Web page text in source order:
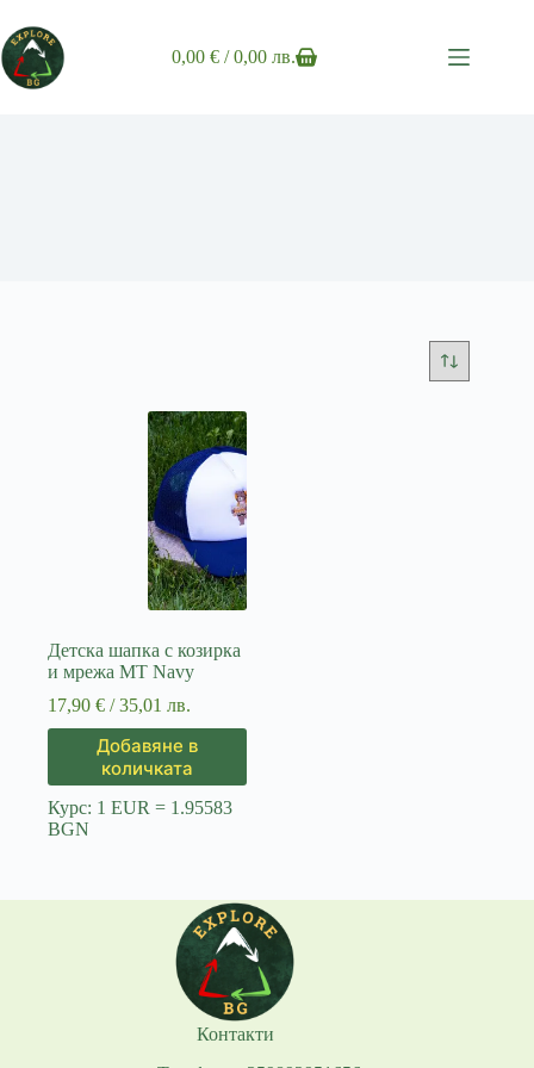
to
content
Shopping
0,00€ / 0,00 лв.
Детска шапка с козирка
и мрежа МТ Navy
17,90 € / 35,01 лв.
Добавяне в
количката
Курс: 1 EUR = 1.95583
BGN
Контакти